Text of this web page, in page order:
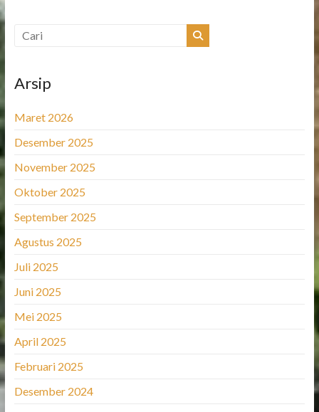
Arsip
Maret 2026
Desember 2025
November 2025
Oktober 2025
September 2025
Agustus 2025
Juli 2025
Juni 2025
Mei 2025
April 2025
Februari 2025
Desember 2024